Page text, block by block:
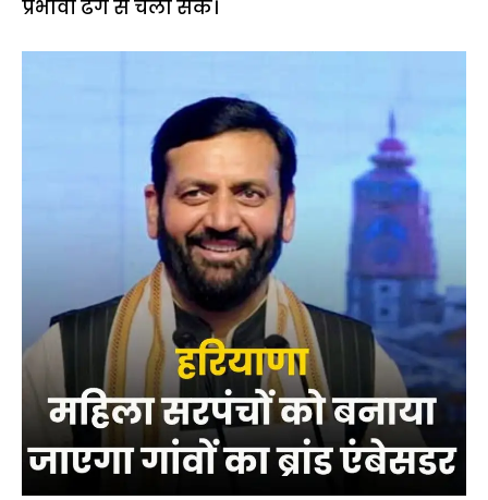
प्रभावी ढंग से चला सकें।